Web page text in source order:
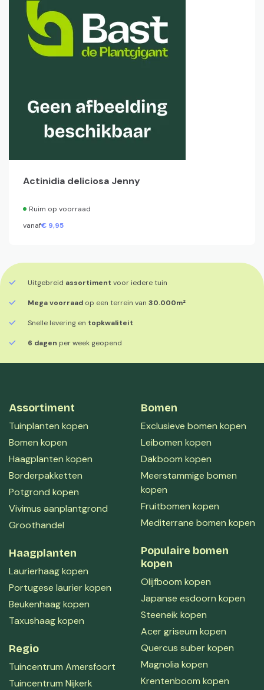
Actinidia deliciosa Jenny
Ruim op voorraad
vanaf€ 9,95
Uitgebreid assortiment voor iedere tuin
Mega voorraad op een terrein van 30.000m²
Snelle levering en topkwaliteit
6 dagen per week geopend
Assortiment
Tuinplanten kopen
Bomen kopen
Haagplanten kopen
Borderpakketten
Potgrond kopen
Vivimus aanplantgrond
Groothandel
Haagplanten
Laurierhaag kopen
Portugese laurier kopen
Beukenhaag kopen
Taxushaag kopen
Regio
Tuincentrum Amersfoort
Tuincentrum Nijkerk
Bomen
Exclusieve bomen kopen
Leibomen kopen
Dakboom kopen
Meerstammige bomen
kopen
Fruitbomen kopen
Mediterrane bomen kopen
Populaire bomen
kopen
Olijfboom kopen
Japanse esdoorn kopen
Steeneik kopen
Acer griseum kopen
Quercus suber kopen
Magnolia kopen
Krentenboom kopen